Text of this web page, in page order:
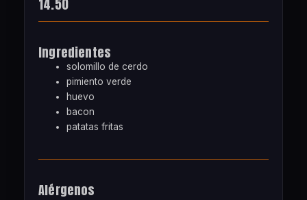
14.50
Ingredientes
solomillo de cerdo
pimiento verde
huevo
bacon
patatas fritas
Alérgenos